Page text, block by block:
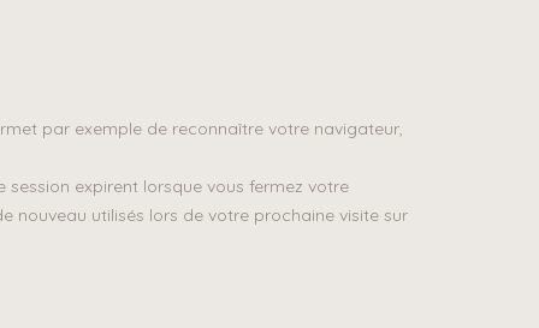
par exemple de reconnaître votre navigateur,
session expirent lorsque vous fermez votre
nouveau utilisés lors de votre prochaine visite sur